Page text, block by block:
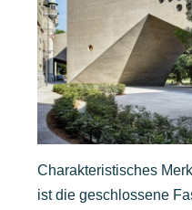
Charakteristisches
ist die geschlossene